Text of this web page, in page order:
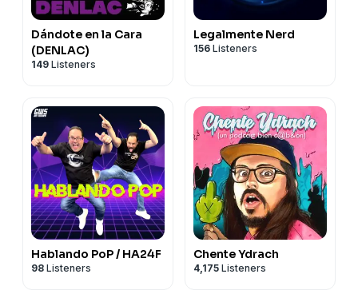
Dándote en la Cara
(DENLAC)
149 Listeners
Legalmente Nerd
156 Listeners
Hablando PoP / HA24F
98 Listeners
Chente Ydrach
4,175 Listeners